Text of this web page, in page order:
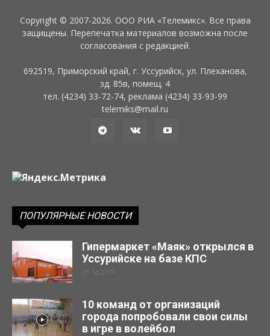
Copyright © 2007-2026. ООО РИА «Телемикс». Все права
защищены. Перепечатка материалов возможна после
согласования с редакцией.
692519, Приморский край, г. Уссурийск, ул. Плеханова,
зд. 85в, помещ. 4
тел. (4234) 33-72-74, реклама (4234) 33-93-99
telemiks@mail.ru
ПОПУЛЯРНЫЕ НОВОСТИ
Гипермаркет «Маяк» открылся в
Уссурийске на базе КПС
23.12.2019
10 команд от организаций
города попробовали свои силы
в игре в волейбол